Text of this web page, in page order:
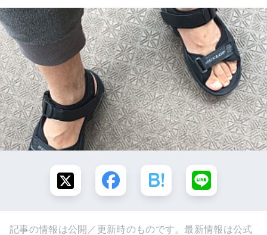
記事の情報は公開／更新時のものです。最新情報は公式